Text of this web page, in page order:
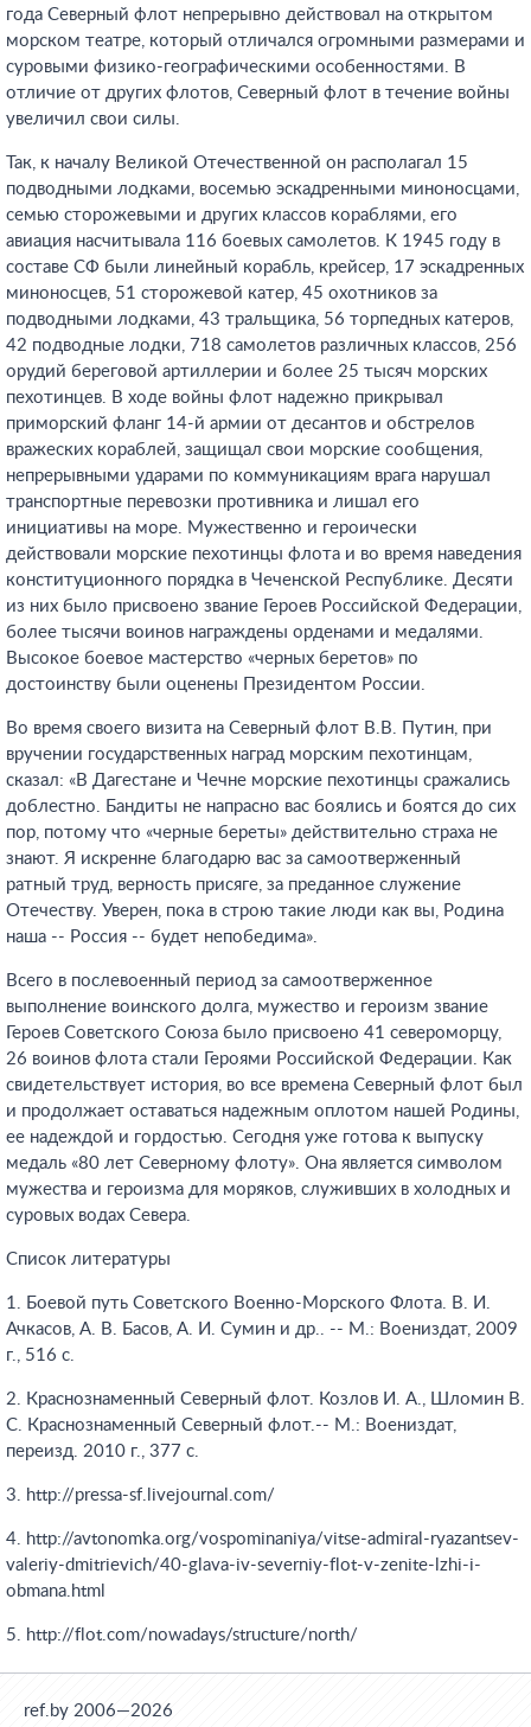
года Северный флот непрерывно действовал на открытом
морском театре, который отличался огромными размерами и
суровыми физико-географическими особенностями. В
отличие от других флотов, Северный флот в течение войны
увеличил свои силы.
Так, к началу Великой Отечественной он располагал 15
подводными лодками, восемью эскадренными миноносцами,
семью сторожевыми и других классов кораблями, его
авиация насчитывала 116 боевых самолетов. К 1945 году в
составе СФ были линейный корабль, крейсер, 17 эскадренных
миноносцев, 51 сторожевой катер, 45 охотников за
подводными лодками, 43 тральщика, 56 торпедных катеров,
42 подводные лодки, 718 самолетов различных классов, 256
орудий береговой артиллерии и более 25 тысяч морских
пехотинцев. В ходе войны флот надежно прикрывал
приморский фланг 14-й армии от десантов и обстрелов
вражеских кораблей, защищал свои морские сообщения,
непрерывными ударами по коммуникациям врага нарушал
транспортные перевозки противника и лишал его
инициативы на море. Мужественно и героически
действовали морские пехотинцы флота и во время наведения
конституционного порядка в Чеченской Республике. Десяти
из них было присвоено звание Героев Российской Федерации,
более тысячи воинов награждены орденами и медалями.
Высокое боевое мастерство «черных беретов» по
достоинству были оценены Президентом России.
Во время своего визита на Северный флот В.В. Путин, при
вручении государственных наград морским пехотинцам,
сказал: «В Дагестане и Чечне морские пехотинцы сражались
доблестно. Бандиты не напрасно вас боялись и боятся до сих
пор, потому что «черные береты» действительно страха не
знают. Я искренне благодарю вас за самоотверженный
ратный труд, верность присяге, за преданное служение
Отечеству. Уверен, пока в строю такие люди как вы, Родина
наша -- Россия -- будет непобедима».
Всего в послевоенный период за самоотверженное
выполнение воинского долга, мужество и героизм звание
Героев Советского Союза было присвоено 41 североморцу,
26 воинов флота стали Героями Российской Федерации. Как
свидетельствует история, во все времена Северный флот был
и продолжает оставаться надежным оплотом нашей Родины,
ее надеждой и гордостью. Сегодня уже готова к выпуску
медаль «80 лет Северному флоту». Она является символом
мужества и героизма для моряков, служивших в холодных и
суровых водах Севера.
Список литературы
1. Боевой путь Советского Военно-Морского Флота. В. И.
Ачкасов, А. В. Басов, А. И. Сумин и др.. -- М.: Воениздат, 2009
г., 516 с.
2. Краснознаменный Северный флот. Козлов И. А., Шломин В.
С. Краснознаменный Северный флот.-- М.: Воениздат,
переизд. 2010 г., 377 с.
3. http://pressa-sf.livejournal.com/
4. http://avtonomka.org/vospominaniya/vitse-admiral-ryazantsev-
valeriy-dmitrievich/40-glava-iv-severniy-flot-v-zenite-lzhi-i-
obmana.html
5. http://flot.com/nowadays/structure/north/
ref.by 2006—2026